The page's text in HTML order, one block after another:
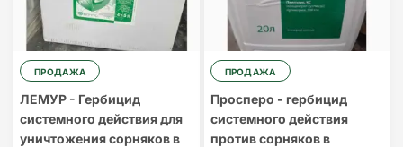
ПРОДАЖА
ЛЕМУР - Гербицид
системного действия для
уничтожения сорняков в
ПРОДАЖА
Просперо - гербицид
системного действия
против сорняков в